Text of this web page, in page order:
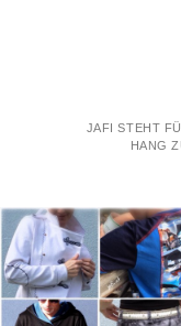
JAFI STEHT
HANG